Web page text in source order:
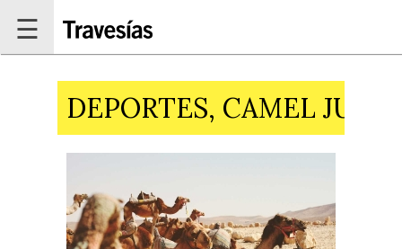
☰
DEPORTES, CAMEL